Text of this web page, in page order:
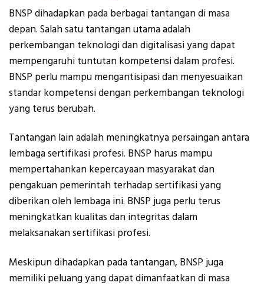
BNSP dihadapkan pada berbagai tantangan di masa
depan. Salah satu tantangan utama adalah
perkembangan teknologi dan digitalisasi yang dapat
mempengaruhi tuntutan kompetensi dalam profesi.
BNSP perlu mampu mengantisipasi dan menyesuaikan
standar kompetensi dengan perkembangan teknologi
yang terus berubah.
Tantangan lain adalah meningkatnya persaingan antara
lembaga sertifikasi profesi. BNSP harus mampu
mempertahankan kepercayaan masyarakat dan
pengakuan pemerintah terhadap sertifikasi yang
diberikan oleh lembaga ini. BNSP juga perlu terus
meningkatkan kualitas dan integritas dalam
melaksanakan sertifikasi profesi.
Meskipun dihadapkan pada tantangan, BNSP juga
memiliki peluang yang dapat dimanfaatkan di masa